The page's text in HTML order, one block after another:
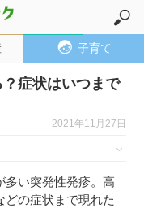
子育て
症状はいつまで
2021年11月27日
多い突発性発疹。高
どの症状まで現れた